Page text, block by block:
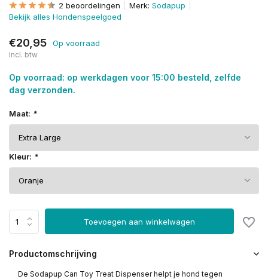
2 beoordelingen Merk: Sodapup
Bekijk alles Hondenspeelgoed
€20,95 Op voorraad
Incl. btw
Op voorraad: op werkdagen voor 15:00 besteld, zelfde
dag verzonden.
Maat: *
Kleur: *
Toevoegen aan winkelwagen
Productomschrijving
De Sodapup Can Toy Treat Dispenser helpt je hond tegen